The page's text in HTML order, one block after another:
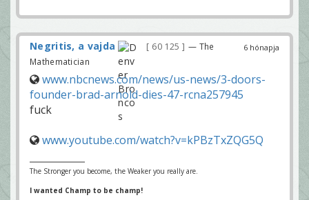
6 hónapja
Negritis, a vajda 60 125
— The
Mathematician
www.nbcnews.com/news/us-news/3-doors-
founder-brad-arnold-dies-47-rcna257945
fuck
www.youtube.com/watch?v=kPBzTxZQG5Q
The Stronger you become, the Weaker you really are.
I wanted Champ to be champ!